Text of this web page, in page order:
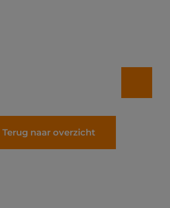
Terug naar overzicht